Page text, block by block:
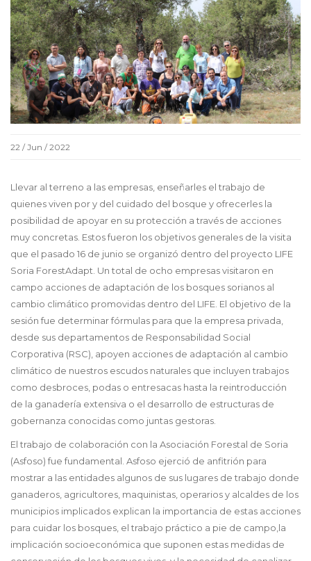
22 / Jun / 2022
Llevar al terreno a las empresas, enseñarles el trabajo de
quienes viven por y del cuidado del bosque y ofrecerles la
posibilidad de apoyar en su protección a través de acciones
muy concretas. Estos fueron los objetivos generales de la visita
que el pasado 16 de junio se organizó dentro del proyecto LIFE
Soria ForestAdapt. Un total de ocho empresas visitaron en
campo acciones de adaptación de los bosques sorianos al
cambio climático promovidas dentro del LIFE. El objetivo de la
sesión fue determinar fórmulas para que la empresa privada,
desde sus departamentos de Responsabilidad Social
Corporativa (RSC), apoyen acciones de adaptación al cambio
climático de nuestros escudos naturales que incluyen trabajos
como desbroces, podas o entresacas hasta la reintroducción
de la ganadería extensiva o el desarrollo de estructuras de
gobernanza conocidas como juntas gestoras.
El trabajo de colaboración con la Asociación Forestal de Soria
(Asfoso) fue fundamental. Asfoso ejerció de anfitrión para
mostrar a las entidades algunos de sus lugares de trabajo donde
ganaderos, agricultores, maquinistas, operarios y alcaldes de los
municipios implicados explican la importancia de estas acciones
para cuidar los bosques, el trabajo práctico a pie de campo,la
implicación socioeconómica que suponen estas medidas de